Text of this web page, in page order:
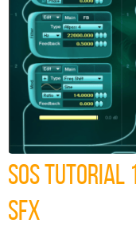
SOS Tutorial
SFX